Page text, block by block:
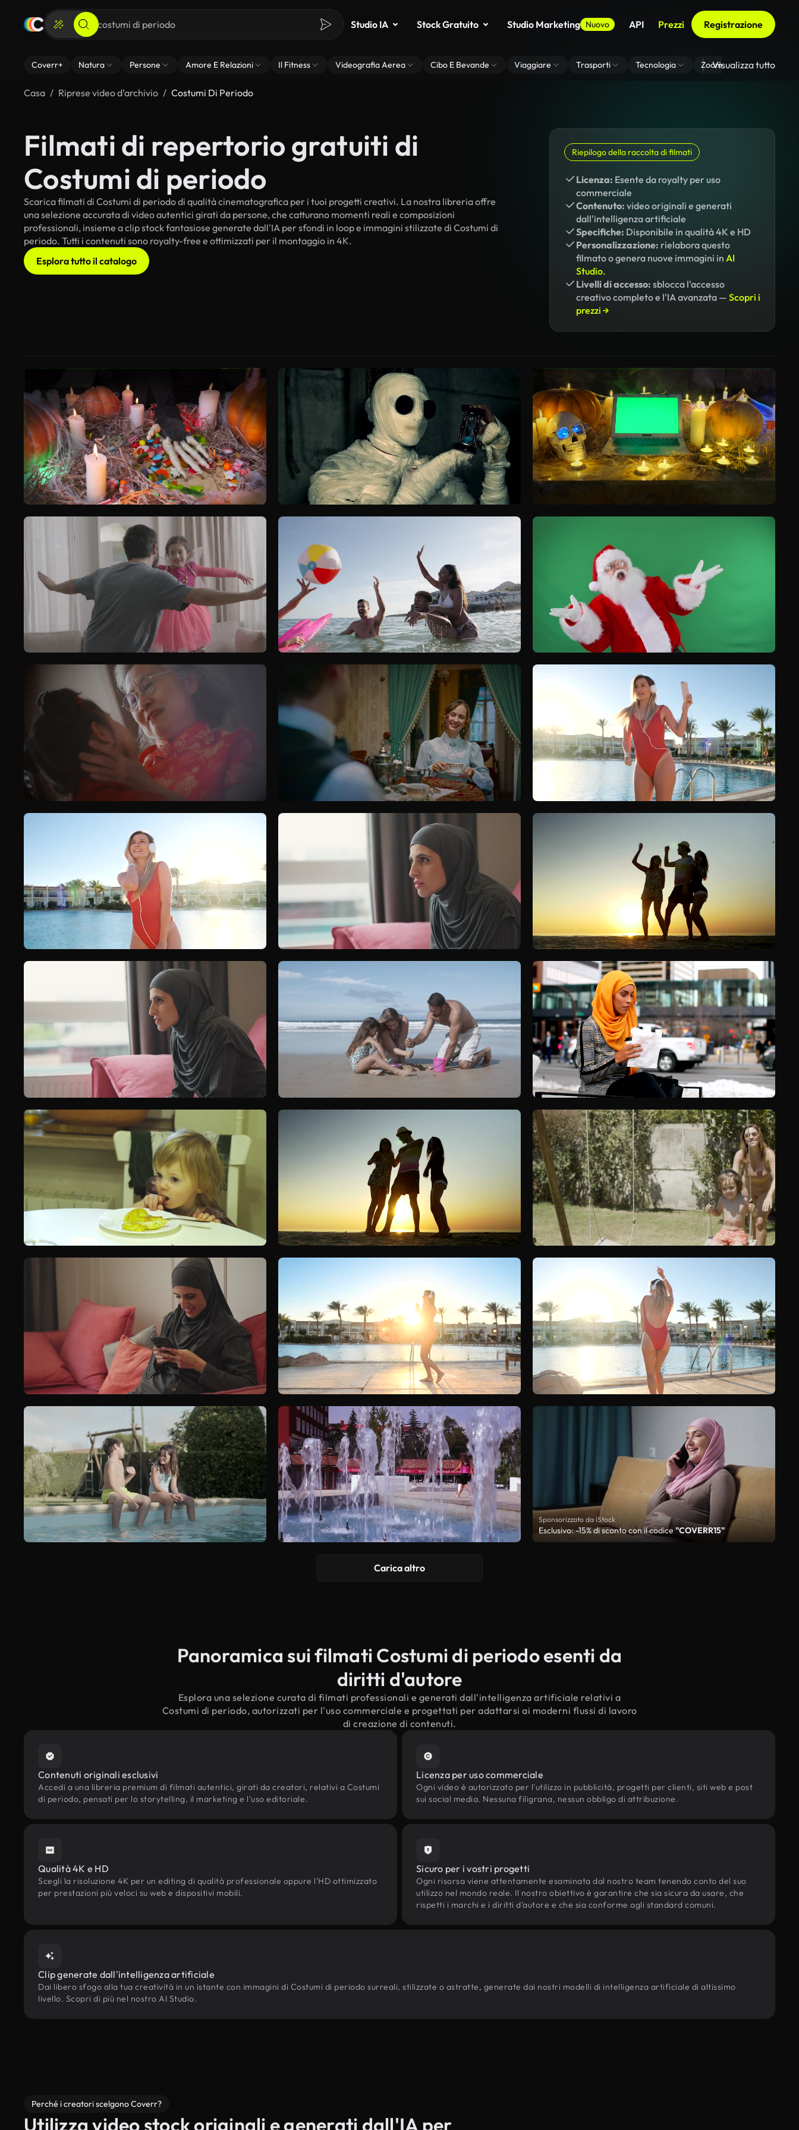
Studio IA Stock Gratuito Studio Marketing Nuovo API Prezzi Registrazione
Coverr+ Natura Persone Amore E Relazioni Il Fitness Videografia Aerea Cibo E Bevande Viaggiare Trasporti Tecnologia Zoom Di Sfondo Virtuale
Visualizza tutto
Casa Riprese video d’archivio Costumi Di Periodo
Filmati di repertorio gratuiti di
Costumi di periodo
Scarica filmati di Costumi di periodo di qualità cinematografica per i tuoi progetti creativi. La nostra libreria offre
una selezione accurata di video autentici girati da persone, che catturano momenti reali e composizioni
professionali, insieme a clip stock fantasiose generate dall'IA per sfondi in loop e immagini stilizzate di Costumi di
periodo. Tutti i contenuti sono royalty-free e ottimizzati per il montaggio in 4K.
Esplora tutto il catalogo
Riepilogo della raccolta di filmati
Licenza: Esente da royalty per uso
commerciale
Contenuto: video originali e generati
dall'intelligenza artificiale
Specifiche: Disponibile in qualità 4K e HD
Personalizzazione: rielabora questo
filmato o genera nuove immagini in AI
Studio.
Livelli di accesso: sblocca l'accesso
creativo completo e l'IA avanzata — Scopri i
prezzi →
Sponsorizzato da iStock
Esclusivo: -15% di sconto con il codice "COVERR15"
Carica altro
Panoramica sui filmati Costumi di periodo esenti da
diritti d'autore
Esplora una selezione curata di filmati professionali e generati dall'intelligenza artificiale relativi a
Costumi di periodo, autorizzati per l'uso commerciale e progettati per adattarsi ai moderni flussi di lavoro
di creazione di contenuti.
Contenuti originali esclusivi
Accedi a una libreria premium di filmati autentici, girati da creatori, relativi a Costumi
di periodo, pensati per lo storytelling, il marketing e l'uso editoriale.
Licenza per uso commerciale
Ogni video è autorizzato per l'utilizzo in pubblicità, progetti per clienti, siti web e post
sui social media. Nessuna filigrana, nessun obbligo di attribuzione.
Qualità 4K e HD
Scegli la risoluzione 4K per un editing di qualità professionale oppure l'HD ottimizzato
per prestazioni più veloci su web e dispositivi mobili.
Sicuro per i vostri progetti
Ogni risorsa viene attentamente esaminata dal nostro team tenendo conto del suo
utilizzo nel mondo reale. Il nostro obiettivo è garantire che sia sicura da usare, che
rispetti i marchi e i diritti d'autore e che sia conforme agli standard comuni.
Clip generate dall'intelligenza artificiale
Dai libero sfogo alla tua creatività in un istante con immagini di Costumi di periodo surreali, stilizzate o astratte, generate dai nostri modelli di intelligenza artificiale di altissimo
livello. Scopri di più nel nostro AI Studio.
Perché i creatori scelgono Coverr?
Utilizza video stock originali e generati dall'IA per